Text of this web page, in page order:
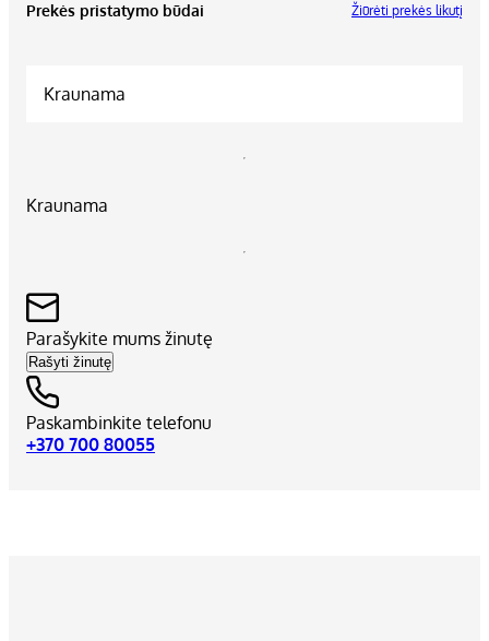
Prekės pristatymo būdai Žiūrėti prekės likutį
Kraunama
Kraunama
Parašykite mums žinutę
Rašyti žinutę
Paskambinkite telefonu
+370 700 80055